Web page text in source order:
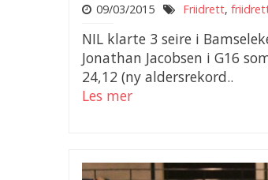
09/03/2015 Friidrett,
NIL klarte 3 seire i
Jonathan Jacobsen i G16
24,12 (ny aldersrekord..
Les mer